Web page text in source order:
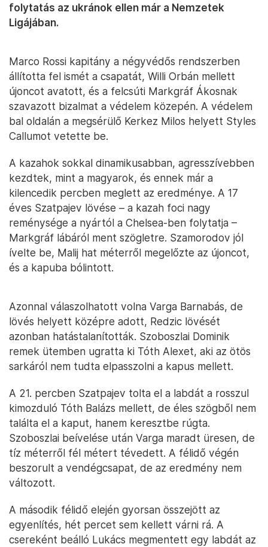
folytatás az ukránok ellen már a Nemzetek
Ligájában.
Marco Rossi kapitány a négyvédős rendszerben
állította fel ismét a csapatát, Willi Orbán mellett
újoncot avatott, és a felcsúti Markgráf Ákosnak
szavazott bizalmat a védelem közepén. A védelem
bal oldalán a megsérülő Kerkez Milos helyett Styles
Callumot vetette be.
A kazahok sokkal dinamikusabban, agresszívebben
kezdtek, mint a magyarok, és ennek már a
kilencedik percben meglett az eredménye. A 17
éves Szatpajev lövése – a kazah foci nagy
reménysége a nyártól a Chelsea-ben folytatja –
Markgráf lábáról ment szögletre. Szamorodov jól
ívelte be, Malij hat méterről megelőzte az újoncot,
és a kapuba bólintott.
Azonnal válaszolhatott volna Varga Barnabás, de
lövés helyett középre adott, Redzic lövését
azonban hatástalanították. Szoboszlai Dominik
remek ütemben ugratta ki Tóth Alexet, aki az ötös
sarkáról nem tudta elpasszolni a kapus mellett.
A 21. percben Szatpajev tolta el a labdát a rosszul
kimozduló Tóth Balázs mellett, de éles szögből nem
találta el a kaput, hanem keresztbe rúgta.
Szoboszlai beívelése után Varga maradt üresen, de
tíz méterről fél métert tévedett. A félidő végén
beszorult a vendégcsapat, de az eredmény nem
változott.
A második félidő elején gyorsan összejött az
egyenlítés, hét percet sem kellett várni rá. A
csereként beálló Lukács megmentett egy labdát az